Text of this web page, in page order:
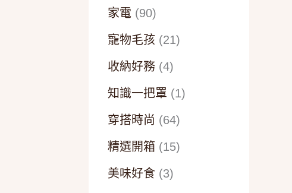
家電 (90)
寵物毛孩 (21)
收納好務 (4)
知識一把罩 (1)
穿搭時尚 (64)
精選開箱 (15)
美味好食 (3)